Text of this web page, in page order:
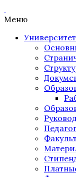
Меню
Университет